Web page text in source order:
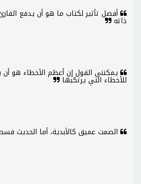
أفضل تأثير لكتاب ما هو أن يدفع
ذاته
يمكنني القول إن أعظم الأخطاء هو أن
للأخطاء التي يرتكبها
الصمت عميق كالأبدية، أما الحديث